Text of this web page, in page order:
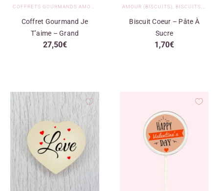
COFFRETS GOURMANDS ET PACKS
Coffret Gourmand Je
T’aime – Grand
27,50€
AMOUR (BISCUITS) BISCUITS
Biscuit Coeur – Pâte À
Sucre
1,70€